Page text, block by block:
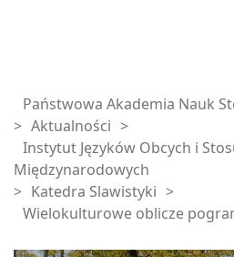
Państwowa Akademia Nauk
> Aktualności >
Instytut Języków Obcych i
Międzynarodowych
> Katedra Slawistyki >
Wielokulturowe oblicze